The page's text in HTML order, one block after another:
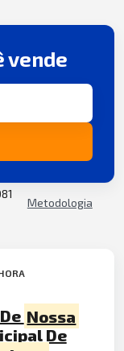
vende
Metodologia
De Nossa
De